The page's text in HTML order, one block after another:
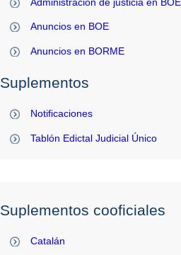
Anuncios en BOE
Anuncios en BORME
Suplementos
Notificaciones
Tablón Edictal Judicial Único
Suplementos cooficiales
Catalán